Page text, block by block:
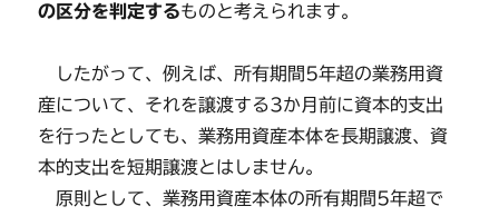
の区分を判定するものと考えられます。
したがって、例えば、所有期間5年超の業務用資
産について、それを譲渡する3か月前に資本的支出
を行ったとしても、業務用資産本体を長期譲渡、資
本的支出を短期譲渡とはしません。
原則として、業務用資産本体の所有期間5年超で